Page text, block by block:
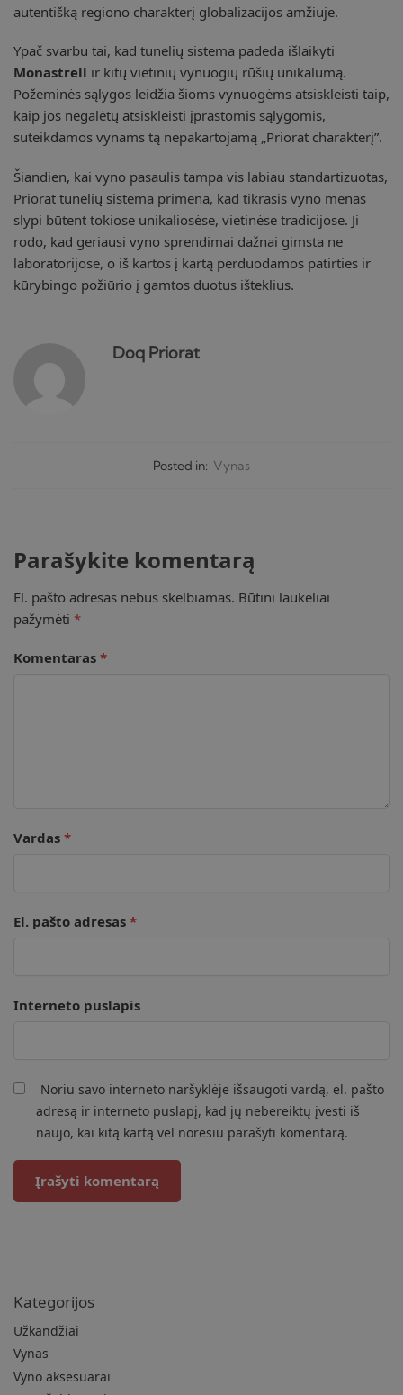
autentišką regiono charakterį globalizacijos amžiuje.
Ypač svarbu tai, kad tunelių sistema padeda išlaikyti
Monastrell ir kitų vietinių vynuogių rūšių unikalumą.
Požeminės sąlygos leidžia šioms vynuogėms atsiskleisti taip,
kaip jos negalėtų atsiskleisti įprastomis sąlygomis,
suteikdamos vynams tą nepakartojamą „Priorat charakterį”.
Šiandien, kai vyno pasaulis tampa vis labiau standartizuotas,
Priorat tunelių sistema primena, kad tikrasis vyno menas
slypi būtent tokiose unikaliosėse, vietinėse tradicijose. Ji
rodo, kad geriausi vyno sprendimai dažnai gimsta ne
laboratorijose, o iš kartos į kartą perduodamos patirties ir
kūrybingo požiūrio į gamtos duotus išteklius.
Doq Priorat
Posted in: Vynas
Parašykite komentarą
El. pašto adresas nebus skelbiamas. Būtini laukeliai
pažymėti *
Komentaras *
Vardas *
El. pašto adresas *
Interneto puslapis
Noriu savo interneto naršyklėje išsaugoti vardą, el. pašto
adresą ir interneto puslapį, kad jų nebereiktų įvesti iš
naujo, kai kitą kartą vėl norėsiu parašyti komentarą.
Kategorijos
Užkandžiai
Vynas
Vyno aksesuarai